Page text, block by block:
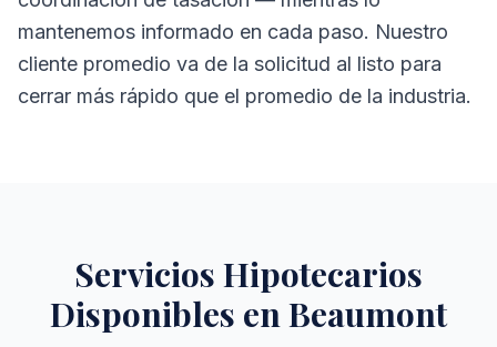
mantenemos informado en cada paso. Nuestro
cliente promedio va de la solicitud al listo para
cerrar más rápido que el promedio de la industria.
Servicios Hipotecarios
Disponibles en Beaumont